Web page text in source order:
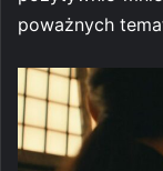
poważnych